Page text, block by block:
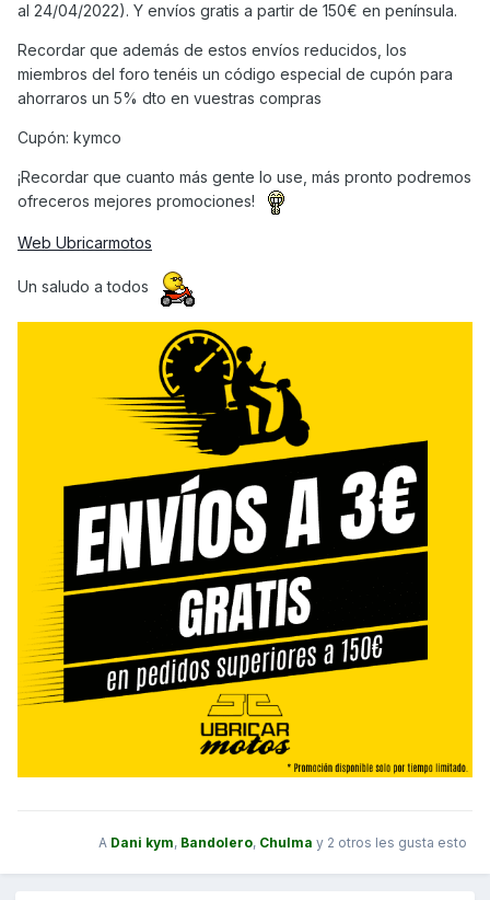
al 24/04/2022). Y envíos gratis a partir de 150€ en península.
Recordar que además de estos envíos reducidos, los
miembros del foro tenéis un código especial de cupón para
ahorraros un 5% dto en vuestras compras
Cupón: kymco
¡Recordar que cuanto más gente lo use, más pronto podremos
ofreceros mejores promociones!
Web Ubricarmotos
Un saludo a todos
A Dani kym, Bandolero, Chulma y 2 otros les gusta esto